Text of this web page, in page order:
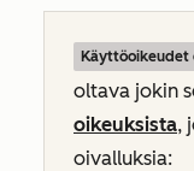
oltava jokin
oikeuksista,
oivalluksia: